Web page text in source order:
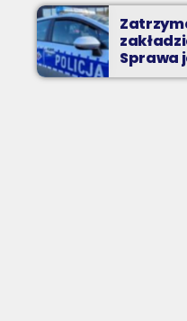
Sprawa